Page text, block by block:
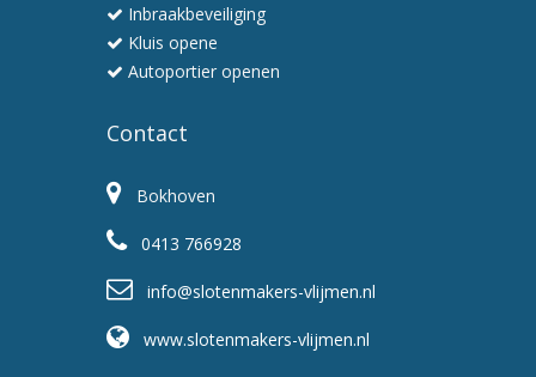
Inbraakbeveiliging
Kluis opene
Autoportier openen
Contact
Bokhoven
0413 766928
info@slotenmakers-vlijmen.nl
www.slotenmakers-vlijmen.nl